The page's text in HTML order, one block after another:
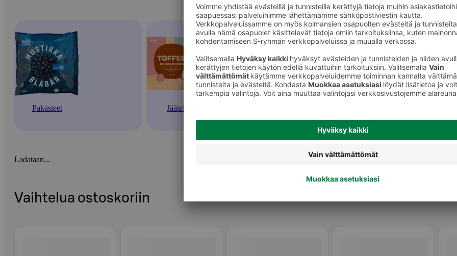
Pakasteet Jäätelöt
Ladataan...
Vaihtelua ostoskoriin